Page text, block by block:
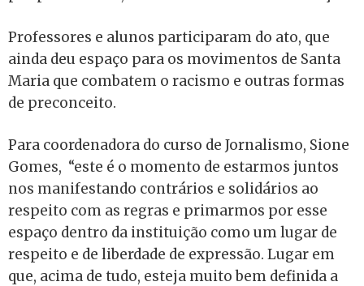
Professores e alunos participaram do ato, que
ainda deu espaço para os movimentos de Santa
Maria que combatem o racismo e outras formas
de preconceito.
Para coordenadora do curso de Jornalismo, Sione
Gomes, “este é o momento de estarmos juntos
nos manifestando contrários e solidários ao
respeito com as regras e primarmos por esse
espaço dentro da instituição como um lugar de
respeito e de liberdade de expressão. Lugar em
que, acima de tudo, esteja muito bem definida a